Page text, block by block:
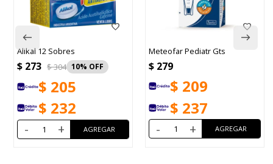
Alikal 12 Sobres
$ 273 $304 10
$ 205
$ 232
- +
Meteofar Pediatr Gts
$ 279
$ 209
$ 237
- +